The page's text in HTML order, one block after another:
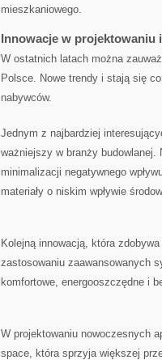
mieszkaniowego.
Innowacje w projektowaniu
W⁣ ostatnich latach można
Polsce. Nowe​ trendy i stają się
nabywców.
Jednym ⁣z najbardziej
ważniejszy w⁣ branży
‌minimalizacji negatywnego
materiały o niskim wpływie
Kolejną innowacją, ‌która
zastosowaniu zaawansowanych
komfortowe, energooszczędne ‌i
W projektowaniu nowoczesnych
space, która sprzyja większej